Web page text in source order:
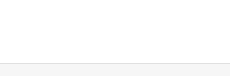
mining.Energy Market Dynamics: Explore how Bitcoin mining